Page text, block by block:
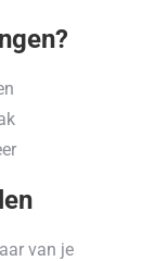
van je